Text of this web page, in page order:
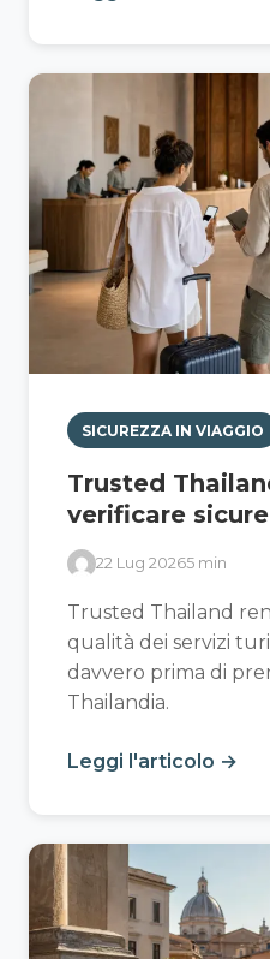
SICUREZZA IN VIAGGIO
Trusted
verificare
22 Lug 20265 min
Trusted Thailand
qualità dei servizi
davvero prima di
Thailandia.
Leggi l'articolo →